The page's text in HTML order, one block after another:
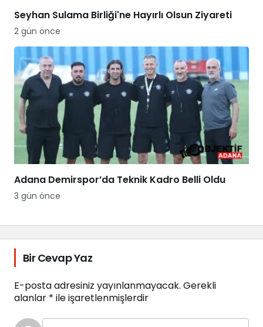
Seyhan Sulama Birliği'ne Hayırlı Olsun Ziyareti
2 gün önce
Adana Demirspor’da Teknik Kadro Belli Oldu
3 gün önce
Bir Cevap Yaz
E-posta adresiniz yayınlanmayacak. Gerekli
alanlar * ile işaretlenmişlerdir